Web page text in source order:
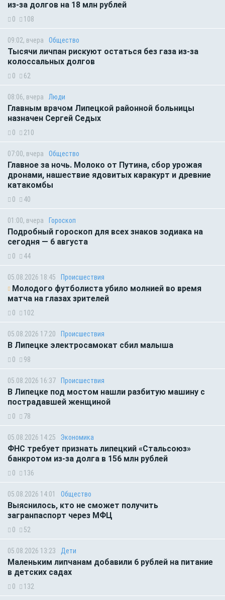
из-за долгов на 18 млн рублей
0 108
09:02, вчера Общество
Тысячи личпан рискуют остаться без газа из-за
колоссальных долгов
0 62
08:06, вчера Люди
Главным врачом Липецкой районной больницы
назначен Сергей Седых
0 210
07:00, вчера Общество
Главное за ночь. Молоко от Путина, сбор урожая
дронами, нашествие ядовитых каракурт и древние
катакомбы
0 40
01:00, вчера Гороскоп
Подробный гороскоп для всех знаков зодиака на
сегодня — 6 августа
0 44
05.08.2026 18:45 Происшествия
Молодого футболиста убило молнией во время
матча на глазах зрителей
0 102
05.08.2026 17:20 Происшествия
В Липецке электросамокат сбил малыша
0 98
05.08.2026 16:37 Происшествия
В Липецке под мостом нашли разбитую машину с
пострадавшей женщиной
0 78
05.08.2026 14:25 Экономика
ФНС требует признать липецкий «Стальсоюз»
банкротом из-за долга в 156 млн рублей
0 136
05.08.2026 14:01 Общество
Выяснилось, кто не сможет получить
загранпаспорт через МФЦ
0 52
05.08.2026 13:23 Дети
Маленьким липчанам добавили 6 рублей на питание
в детских садах
0 132